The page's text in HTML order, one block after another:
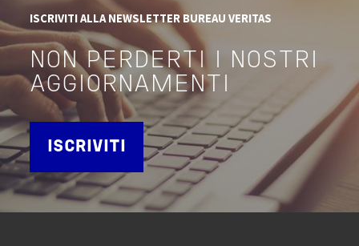
ISCRIVITI ALLA NEWSLETTER BUREAU VERITAS
NON PERDERTI I NOSTRI
AGGIORNAMENTI
ISCRIVITI